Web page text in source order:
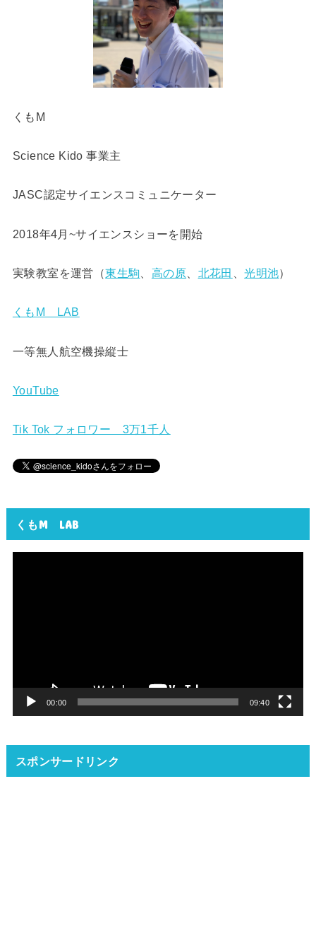
くもM
Science Kido 事業主
JASC認定サイエンスコミュニケーター
2018年4月~サイエンスショーを開始
実験教室を運営（東生駒 高の原 北花田 、光明池）
くもM LAB
一等無人航空機操縦士
YouTube
Tik Tok フォロワー 3万1千人
くもM LAB
00:00 09:40
スポンサードリンク